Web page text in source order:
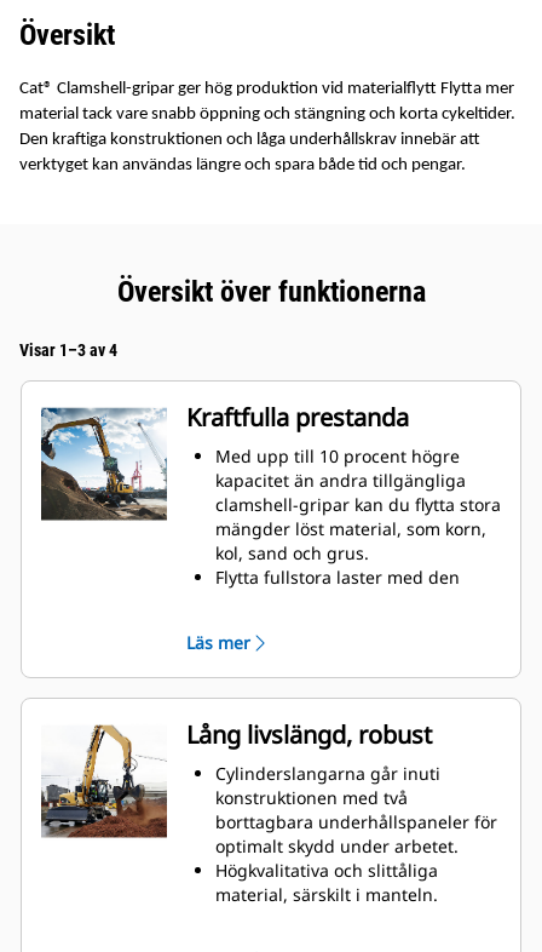
Översikt
Cat® Clamshell-gripar ger hög produktion vid materialflytt Flytta mer
material tack vare snabb öppning och stängning och korta cykeltider.
Den kraftiga konstruktionen och låga underhållskrav innebär att
verktyget kan användas längre och spara både tid och pengar.
Översikt över funktionerna
Visar 1–3 av 4
Kraftfulla prestanda
Med upp till 10 procent högre
kapacitet än andra tillgängliga
clamshell-gripar kan du flytta stora
mängder löst material, som korn,
kol, sand och grus.
Flytta fullstora laster med den
snabb öppning och stängning
innebär kortare cykeltider och
möjlighet att flytta fler ton per
timme.
Cat PL161 redskapslokaliserare är
en Bluetooth-enhet som gör att du
lätt och snabbt hittar redskap och
annan utrustning. Maskinens
inbyggda Bluetooth-läsare eller
Cat-appen på din telefon hittar
enheten automatiskt.
Läs mer
Lång livslängd, robust
Cylinderslangarna går inuti
konstruktionen med två
borttagbara underhållspaneler för
optimalt skydd under arbetet.
Högkvalitativa och slittåliga
material, särskilt i manteln.